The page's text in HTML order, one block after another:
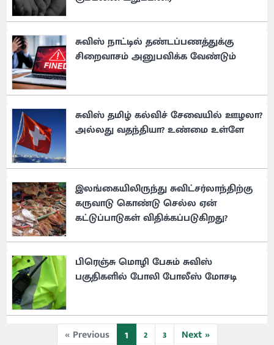
சுவிஸ் நாட்டில் தண்டப்பணத்துக்கு
சிறைவாசம் அனுபவிக்க வேண்டும்
சுவிஸ் தமிழ் கல்விச் சேவையில் ஊழலா?
அல்லது வதந்தியா? உண்மை உள்ளே
இலங்கையிலிருந்து சுவிட்சர்லாந்திற்கு
கருவாடு கொண்டு செல்ல ஏன்
கட்டுப்பாடுகள் விதிக்கப்படுகிறது?
பிரெஞ்சு மொழி பேசும் சுவிஸ்
பகுதிகளில் போலி போலீஸ் மோசடி
« Previous 1 2 3
Next »